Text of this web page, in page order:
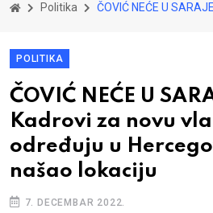
Politika ČOVIĆ NEĆE U SARAJEVO: Kadrovi za novu vlast se određuju u
POLITIKA
ČOVIĆ NEĆE U
Kadrovi za novu
određuju u
našao lokaciju
7. DECEMBAR 2022.